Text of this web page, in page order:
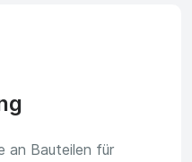
an Bauteilen für